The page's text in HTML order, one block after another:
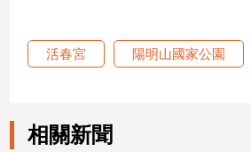
時
活春宮 陽明山國家公園
相關新聞